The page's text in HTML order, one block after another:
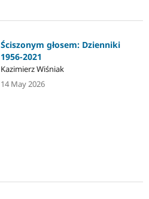
Ściszonym głosem: Dzienniki
1956-2021
Kazimierz Wiśniak
14 May 2026